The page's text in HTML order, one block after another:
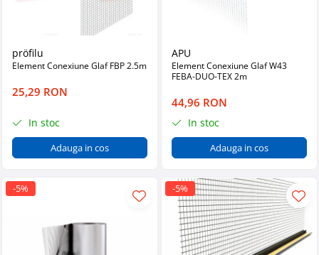
pröfilu
Element Conexiune Glaf FBP 2.5m
25,29 RON
In stoc
Adauga in cos
APU
Element Conexiune Glaf W43
FEBA-DUO-TEX 2m
44,96 RON
In stoc
Adauga in cos
-5% -5%